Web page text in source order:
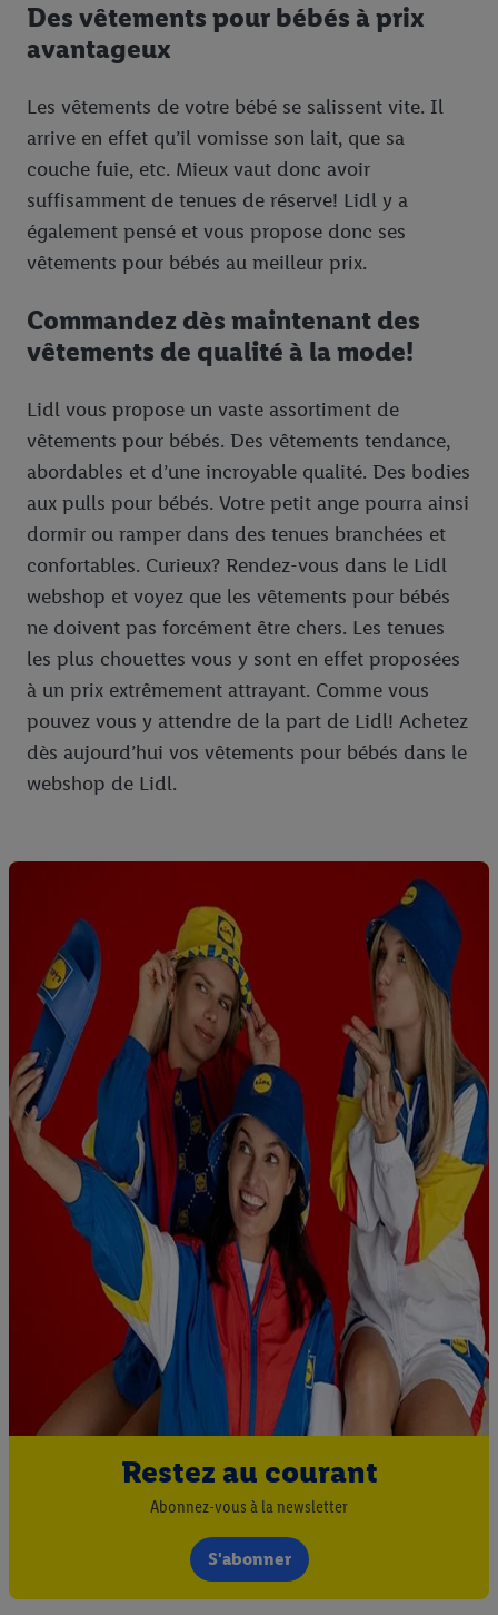
Des vêtements pour bébés à prix
avantageux
Les vêtements de votre bébé se salissent vite. Il
arrive en effet qu’il vomisse son lait, que sa
couche fuie, etc. Mieux vaut donc avoir
suffisamment de tenues de réserve! Lidl y a
également pensé et vous propose donc ses
vêtements pour bébés au meilleur prix.
Commandez dès maintenant des
vêtements de qualité à la mode!
Lidl vous propose un vaste assortiment de
vêtements pour bébés. Des vêtements tendance,
abordables et d’une incroyable qualité. Des bodies
aux pulls pour bébés. Votre petit ange pourra ainsi
dormir ou ramper dans des tenues branchées et
confortables. Curieux? Rendez-vous dans le Lidl
webshop et voyez que les vêtements pour bébés
ne doivent pas forcément être chers. Les tenues
les plus chouettes vous y sont en effet proposées
à un prix extrêmement attrayant. Comme vous
pouvez vous y attendre de la part de Lidl! Achetez
dès aujourd’hui vos vêtements pour bébés dans le
webshop de Lidl.
Restez au courant
Abonnez-vous à la newsletter
S'abonner